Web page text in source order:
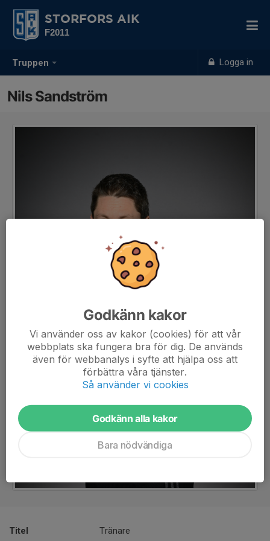
Truppen Logga in
STORFORS AIK
F2011
Nils Sandström
Titel Tränare
Godkänn kakor
Vi använder oss av kakor (cookies) för att vår
webbplats ska fungera bra för dig. De används
även för webbanalys i syfte att hjälpa oss att
förbättra våra tjänster.
Så använder vi cookies
Godkänn alla kakor
Bara nödvändiga